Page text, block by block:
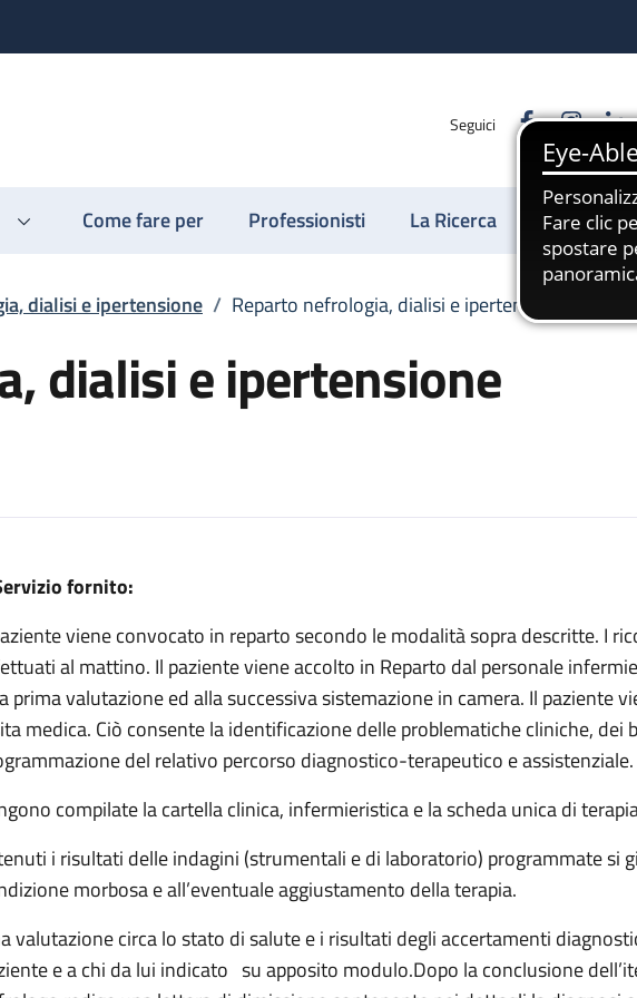
Seguici Facebook
Come fare per Professionisti La Ricerca
dialisi e ipertensione / Reparto nefrologia, dialisi e ipertensione
dialisi e ipertensione
ipertensione
e ipertensione
dialisi e ipertensione
ipertensione
e ipertensione
e ipertensione
fornito:
viene convocato in reparto secondo le modalità sopra descritte. I
al mattino. Il paziente viene accolto in Reparto dal personale
prima valutazione ed alla successiva sistemazione in camera. Il paziente
medica. Ciò consente la identificazione delle problematiche cliniche, dei
del relativo percorso diagnostico-terapeutico e assistenziale.
compilate la cartella clinica, infermieristica e la scheda unica di
i risultati delle indagini (strumentali e di laboratorio) programmate si
morbosa e all’eventuale aggiustamento della terapia.
valutazione circa lo stato di salute e i risultati degli accertamenti
e a chi da lui indicato su apposito modulo.Dopo la conclusione